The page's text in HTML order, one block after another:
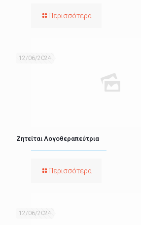
Περισσότερα
12/06/2024
Ζητείται Λογοθεραπεύτρια
Περισσότερα
12/06/2024